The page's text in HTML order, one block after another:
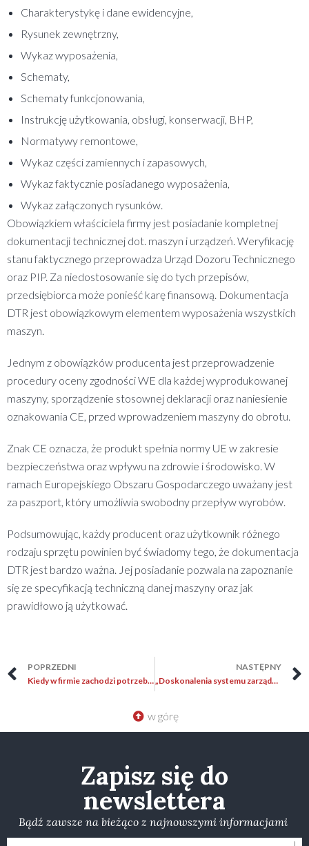
Charakterystykę i dane ewidencyjne,
Rysunek zewnętrzny,
Wykaz wyposażenia,
Schematy,
Schematy funkcjonowania,
Instrukcję użytkowania, obsługi, konserwacji, BHP,
Normatywy remontowe,
Wykaz części zamiennych i zapasowych,
Wykaz faktycznie posiadanego wyposażenia,
Wykaz załączonych rysunków.
Obowiązkiem właściciela firmy jest posiadanie kompletnej
dokumentacji technicznej dot. maszyn i urządzeń. Weryfikację
stanu faktycznego przeprowadza Urząd Dozoru Technicznego
oraz PIP. Za niedostosowanie się do tych przepisów,
przedsiębiorca może ponieść karę finansową. Dokumentacja
DTR jest obowiązkowym elementem wyposażenia wszystkich
maszyn.
Jednym z obowiązków producenta jest przeprowadzenie
procedury oceny zgodności WE dla każdej wyprodukowanej
maszyny, sporządzenie stosownej deklaracji oraz naniesienie
oznakowania CE, przed wprowadzeniem maszyny do obrotu.
Znak CE oznacza, że produkt spełnia normy UE w zakresie
bezpieczeństwa oraz wpływu na zdrowie i środowisko. W
ramach Europejskiego Obszaru Gospodarczego uważany jest
za paszport, który umożliwia swobodny przepływ wyrobów.
Podsumowując, każdy producent oraz użytkownik różnego
rodzaju sprzętu powinien być świadomy tego, że dokumentacja
DTR jest bardzo ważna. Jej posiadanie pozwala na zapoznanie
się ze specyfikacją techniczną danej maszyny oraz jak
prawidłowo ją użytkować.
POPRZEDNI
Kiedy w firmie zachodzi potrzeba opracowania instrukcji BHP?
NASTĘPNY
„Doskonalenia systemu zarządzania BHP zgodnie z wymaganiami normy ISO 45001:2018 – Audit w trybie zdalnym”
w górę
Zapisz się do
newslettera
Bądź zawsze na bieżąco z najnowszymi informacjami